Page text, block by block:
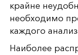
крайне
необходимо
каждого
Наиболее